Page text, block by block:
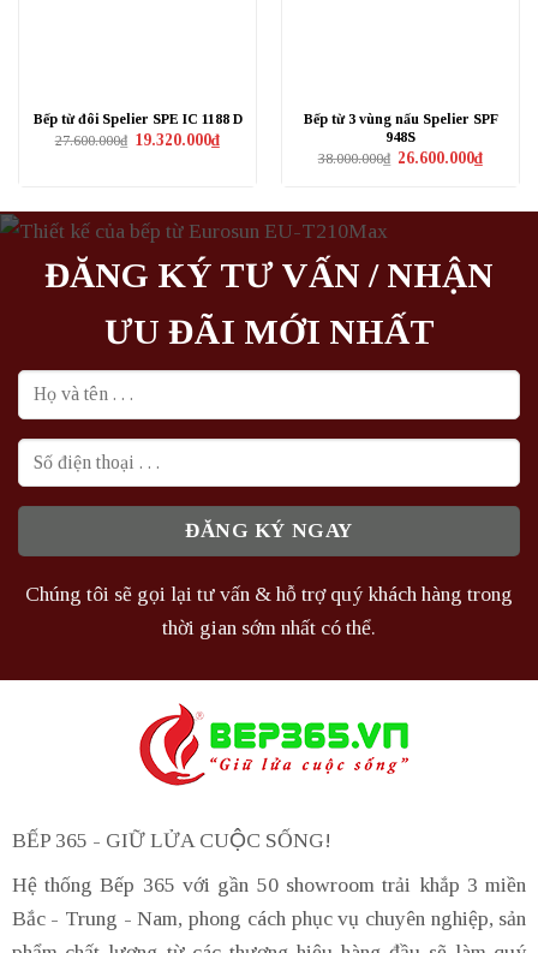
Bếp từ đôi Spelier SPE IC 1188 D
27.600.000₫ Giá
19.320.000₫Giá
hiện
Bếp từ 3 vùng nấu Spelier SPF
948S
38.000.000₫ Giá
26.600.000₫Giá
hiện
ĐĂNG KÝ TƯ VẤN / NHẬN
ƯU ĐÃI MỚI NHẤT
Chúng tôi sẽ gọi lại tư vấn & hỗ trợ quý khách hàng trong
thời gian sớm nhất có thể.
BẾP 365 - GIỮ LỬA CUỘC SỐNG!
Hệ thống Bếp 365 với gần 50 showroom trải khắp 3 miền
Bắc - Trung - Nam, phong cách phục vụ chuyên nghiệp, sản